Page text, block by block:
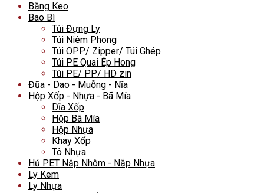
Băng Keo
Bao Bì
Túi Đựng Ly
Túi Niêm Phong
Túi OPP/ Zipper/ Túi Ghép
Túi PE Quai Ép Hong
Túi PE/ PP/ HD zin
Đũa - Dao - Muỗng - Nĩa
Hộp Xốp - Nhựa - Bã Mía
Dĩa Xốp
Hộp Bã Mía
Hộp Nhựa
Khay Xốp
Tô Nhựa
Hủ PET Nắp Nhôm - Nắp Nhựa
Ly Kem
Ly Nhựa